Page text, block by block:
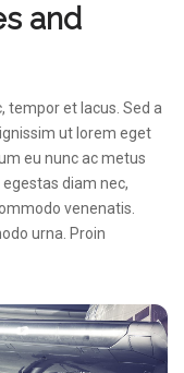
and
tempor et lacus. Sed a
ut lorem eget
eu nunc ac metus
diam nec,
venenatis.
urna. Proin